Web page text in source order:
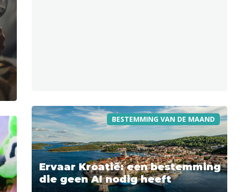
BESTEMMING VAN DE MAAND
Ervaar Kroatië: een bestemming
die geen AI nodig heeft